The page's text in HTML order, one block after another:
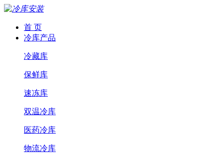
首 页
冷库产品
冷藏库
保鲜库
速冻库
双温冷库
医药冷库
物流冷库